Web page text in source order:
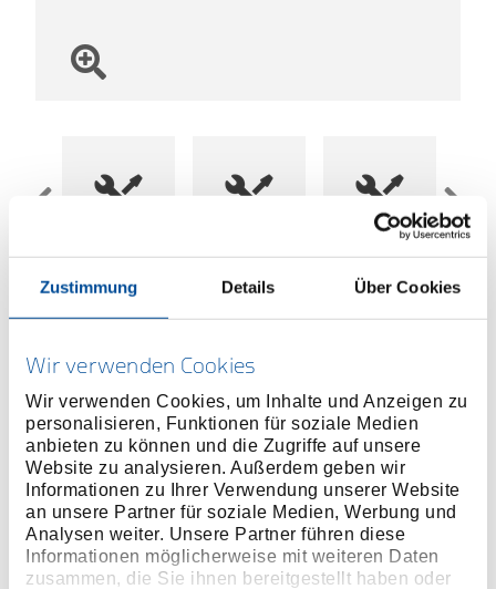
Zustimmung Details Über Cookies
Wir verwenden Cookies
Wir verwenden Cookies, um Inhalte und Anzeigen zu
personalisieren, Funktionen für soziale Medien
anbieten zu können und die Zugriffe auf unsere
Website zu analysieren. Außerdem geben wir
Informationen zu Ihrer Verwendung unserer Website
an unsere Partner für soziale Medien, Werbung und
Analysen weiter. Unsere Partner führen diese
Informationen möglicherweise mit weiteren Daten
zusammen, die Sie ihnen bereitgestellt haben oder
Preis auf Anfrage
ONLINE KAUFEN
HÄNDLER FINDEN
Produktlinie EAN4060833017947
Produktbeschreibung